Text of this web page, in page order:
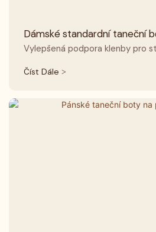
Dámské standardní taneční
Vylepšená podpora klenby pro
Číst Dále >